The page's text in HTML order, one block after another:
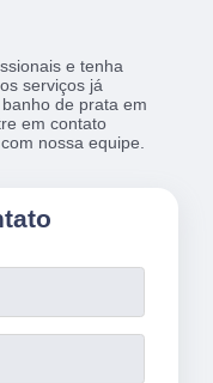
e tenha
serviços já
de prata em
em contato
nossa equipe.